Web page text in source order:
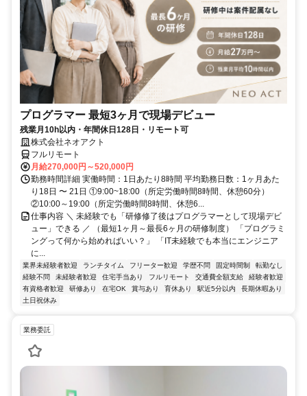
プログラマー 最短3ヶ月で現場デビュー
残業月10h以内・年間休日128日・リモート可
株式会社ネオアクト
フルリモート
月給270,000円～520,000円
勤務時間詳細 実働時間：1日あたり8時間 平均勤務日数：1ヶ月あた
り18日 〜 21日 ①9:00~18:00（所定労働時間8時間、休憩60分）
②10:00～19:00（所定労働時間8時間、休憩6...
仕事内容 ＼ 未経験でも「研修修了後はプログラマーとして現場デビ
ュー」できる ／ （最短1ヶ月～最長6ヶ月の研修制度） 「プログラミ
ングって何から始めればいい？」 「IT未経験でも本当にエンジニア
に...
業界未経験者歓迎 ランチタイム フリーター歓迎 学歴不問 固定時間制
転勤なし
経験不問
未経験者歓迎 住宅手当あり フルリモート 交通費全額支給
経験者歓迎
有資格者歓迎
研修あり 在宅OK 賞与あり 育休あり 駅近5分以内
長期休暇あり
土日祝休み
業務委託